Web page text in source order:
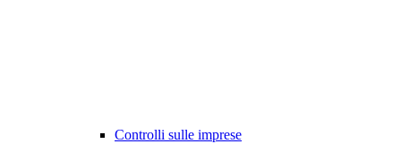
Controlli sulle imprese